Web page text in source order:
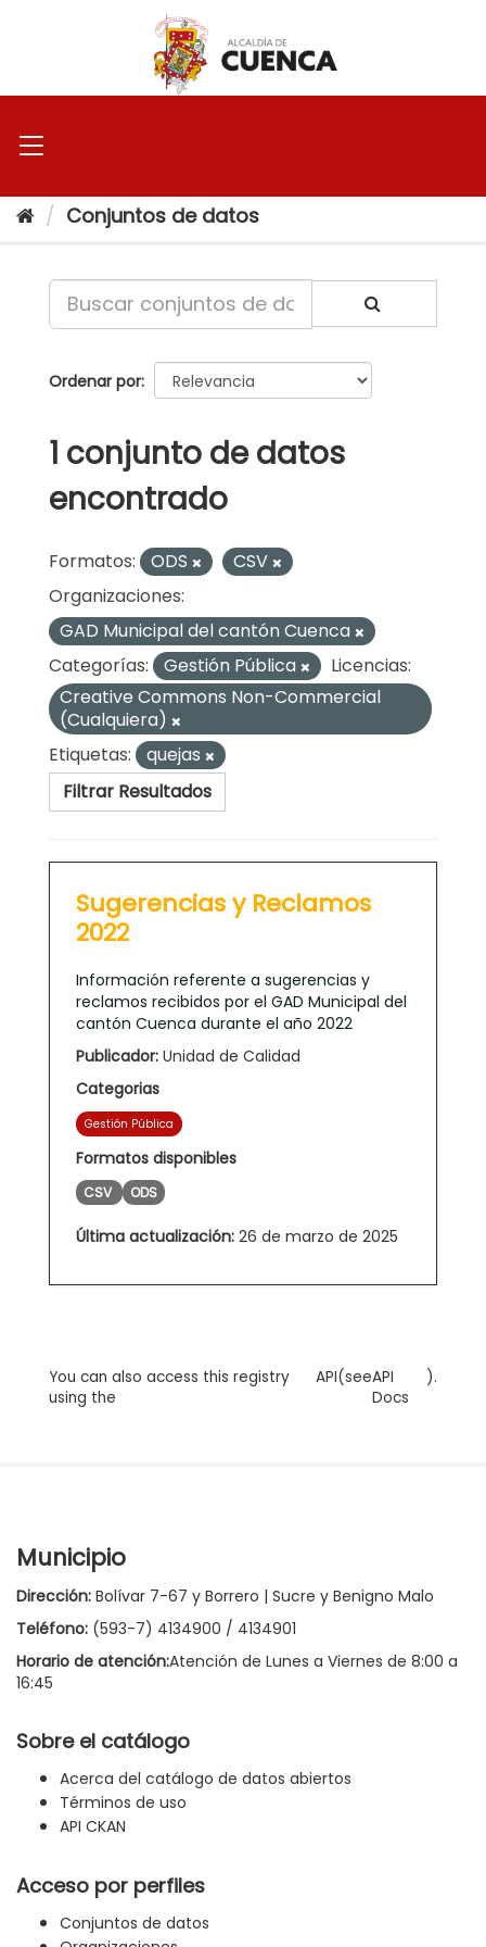
Conjuntos de datos
Ordenar por
1 conjunto de datos
encontrado
Formatos: ODS
CSV
Organizaciones:
GAD Municipal del cantón Cuenca
Categorías:
Gestión Pública
Licencias:
Creative Commons Non-Commercial
(Cualquiera)
Etiquetas:
quejas
Filtrar Resultados
Sugerencias y Reclamos
2022
Información referente a sugerencias y
reclamos recibidos por el GAD Municipal del
cantón Cuenca durante el año 2022
Publicador: Unidad de Calidad
Categorias
Gestión Pública
Formatos disponibles
CSV ODS
Última actualización: 26 de marzo de 2025
You can also access this registry
using the
API(seeAPI
Docs
).
Municipio
Dirección: Bolívar 7-67 y Borrero | Sucre y Benigno Malo
Teléfono: (593-7) 4134900 / 4134901
Horario de atención:Atención de Lunes a Viernes de 8:00 a
16:45
Sobre el catálogo
Acerca del catálogo de datos abiertos
Términos de uso
API CKAN
Acceso por perfiles
Conjuntos de datos